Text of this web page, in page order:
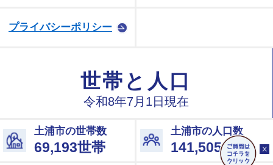
プライバシーポリシー